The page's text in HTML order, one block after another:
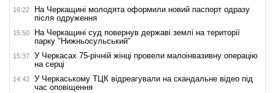
16:22
На Черкащині молодята оформили новий паспорт одразу
після одруження
15:50
На Черкащині суд повернув державі землі на території
парку "Нижньосульський"
15:37
У Черкасах 75-річній жінці провели малоінвазивну операцію
на серці
14:42
У Черкаському ТЦК відреагували на скандальне відео під
час оповіщення